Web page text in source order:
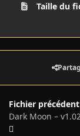
Taille du
Fichier précédent
Dark Moon –